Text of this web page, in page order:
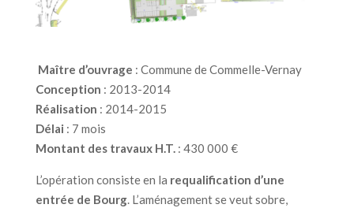
Maître d’ouvrage : Commune de Commelle-Vernay
Conception : 2013-2014
Réalisation : 2014-2015
Délai : 7 mois
Montant des travaux H.T.: 430 000 €
L’opération consiste en la requalification d’une
entrée de Bourg. L’aménagement se veut sobre,